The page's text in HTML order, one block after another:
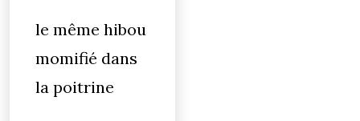
le même hibou
momifié dans
la poitrine